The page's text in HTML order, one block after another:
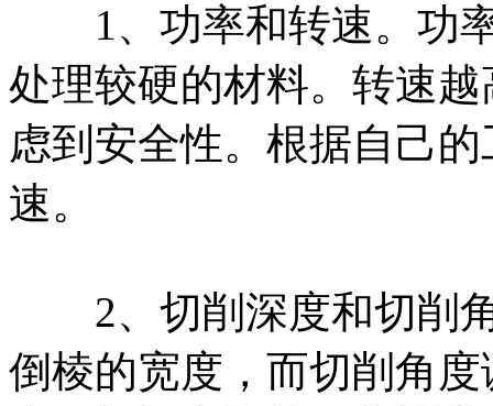
1、功率和转速。功率
处理较硬的材料。转速
虑到安全性。根据自己
速。
2、切削深度和切削角
倒棱的宽度，而切削角